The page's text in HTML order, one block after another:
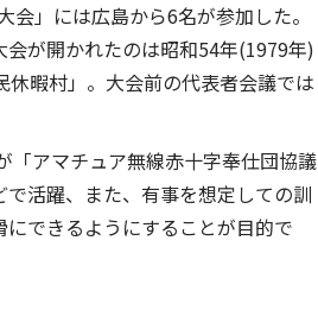
」には広島から6名が参加した。
が開かれたのは昭和54年(1979年)
暇村」。大会前の代表者会議では
「アマチュア無線赤十字奉仕団協議
活躍、また、有事を想定しての訓
できるようにすることが目的で